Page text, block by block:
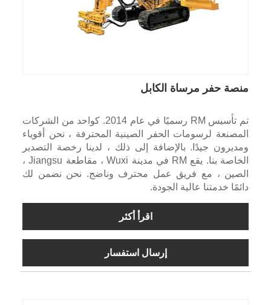
منصة حفر مرساة الكابل
تم تأسيس RM رسميًا في عام 2014. كواحد من الشركات
المصنعة لرسومات الحفر الصينية المحترفة ، نحن أقوياء
ومديرون جيدًا. بالإضافة إلى ذلك ، لدينا رخصة التصدير
الخاصة بنا. يقع RM في مدينة Wuxi ، مقاطعة Jiangsu ،
الصين ، مع فريق عمل محترف وناضج. نحن نضمن لك
دائمًا خدمتنا عالية الجودة.
اقرأ أكثر
إرسال استفسار